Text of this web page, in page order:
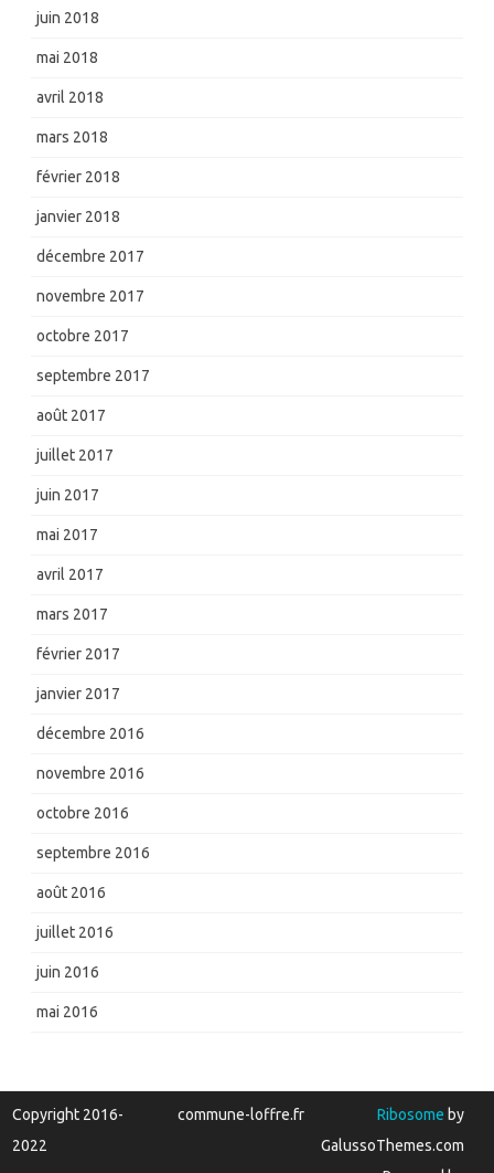
juin 2018
mai 2018
avril 2018
mars 2018
février 2018
janvier 2018
décembre 2017
novembre 2017
octobre 2017
septembre 2017
août 2017
juillet 2017
juin 2017
mai 2017
avril 2017
mars 2017
février 2017
janvier 2017
décembre 2016
novembre 2016
octobre 2016
septembre 2016
août 2016
juillet 2016
juin 2016
mai 2016
Copyright 2016-
2022
commune-loffre.fr Ribosome by
GalussoThemes.com